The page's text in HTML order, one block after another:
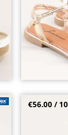
Естествена
€56.00 /